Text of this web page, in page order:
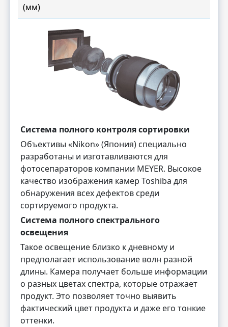
(мм)
Система полного контроля сортировки
Объективы «Nikon» (Япония) специально
разработаны и изготавливаются для
фотосепараторов компании MEYER. Высокое
качество изображения камер Toshiba для
обнаружения всех дефектов среди
сортируемого продукта.
Система полного спектрального
освещения
Такое освещение близко к дневному и
предполагает использование волн разной
длины. Камера получает больше информации
о разных цветах спектра, которые отражает
продукт. Это позволяет точно выявить
фактический цвет продукта и даже его тонкие
оттенки.